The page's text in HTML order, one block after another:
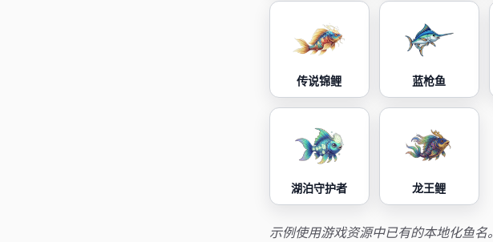
传说锦鲤 蓝枪鱼
湖泊守护者 龙王鲤
示例使用游戏资源中已有的本地化鱼名。